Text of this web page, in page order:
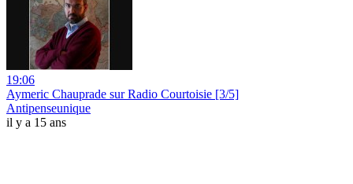
19:06
Aymeric Chauprade sur Radio Courtoisie [3/5]
Antipenseunique
il y a 15 ans